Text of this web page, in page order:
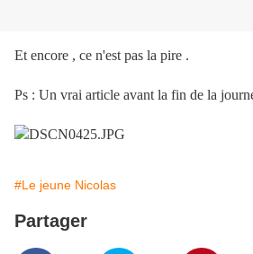
Et encore , ce n'est pas la pire .
Ps : Un vrai article avant la fin de la
#Le jeune Nicolas
Partager